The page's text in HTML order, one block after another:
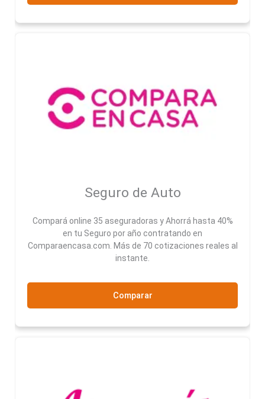
Seguro de Auto
Compará online 35 aseguradoras y Ahorrá hasta 40%
en tu Seguro por año contratando en
Comparaencasa.com. Más de 70 cotizaciones reales al
instante.
Comparar